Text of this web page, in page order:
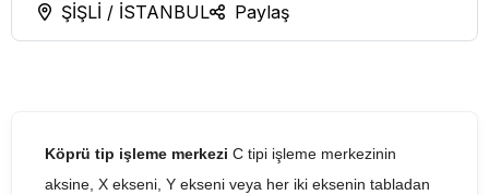
ŞİŞLİ / İSTANBUL Paylaş
Köprü tip işleme merkezi C tipi işleme merkezinin
aksine, X ekseni, Y ekseni veya her iki eksenin tabladan